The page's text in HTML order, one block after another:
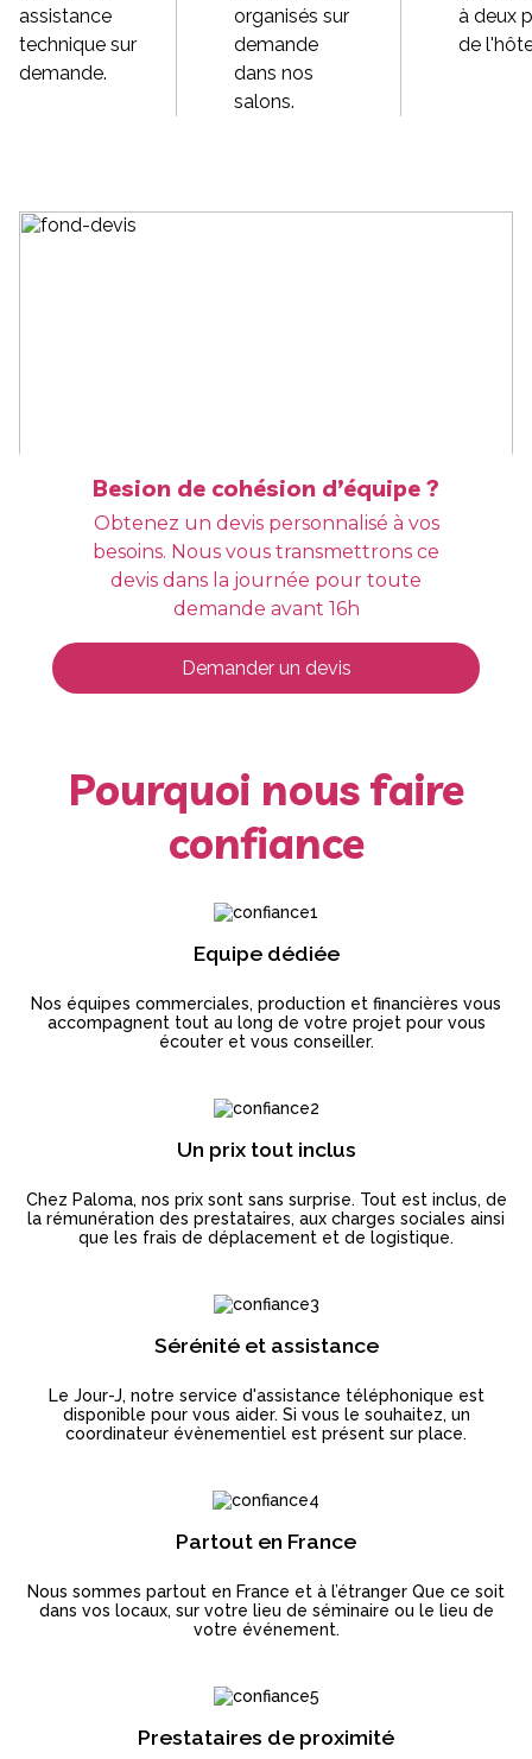
assistance
technique sur
demande.
organisés sur
demande
dans nos
salons.
à deux
de
Besion de cohésion d’équipe ?
Obtenez un devis personnalisé à vos
besoins. Nous vous transmettrons ce
devis dans la journée pour toute
demande avant 16h
Demander un devis
Pourquoi nous faire
confiance
Equipe dédiée
Nos équipes commerciales, production et financières vous
accompagnent tout au long de votre projet pour vous
écouter et vous conseiller.
Un prix tout inclus
Chez Paloma, nos prix sont sans surprise. Tout est inclus, de
la rémunération des prestataires, aux charges sociales ainsi
que les frais de déplacement et de logistique.
Sérénité et assistance
Le Jour-J, notre service d'assistance téléphonique est
disponible pour vous aider. Si vous le souhaitez, un
coordinateur évènementiel est présent sur place.
Partout en France
Nous sommes partout en France et à l’étranger Que ce soit
dans vos locaux, sur votre lieu de séminaire ou le lieu de
votre événement.
Prestataires de proximité